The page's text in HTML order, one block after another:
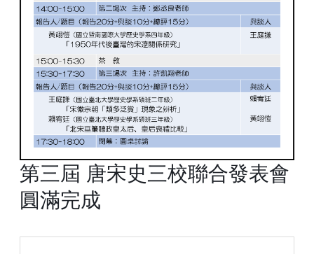
第三屆 唐宋史三校聯合發表會
圓滿完成